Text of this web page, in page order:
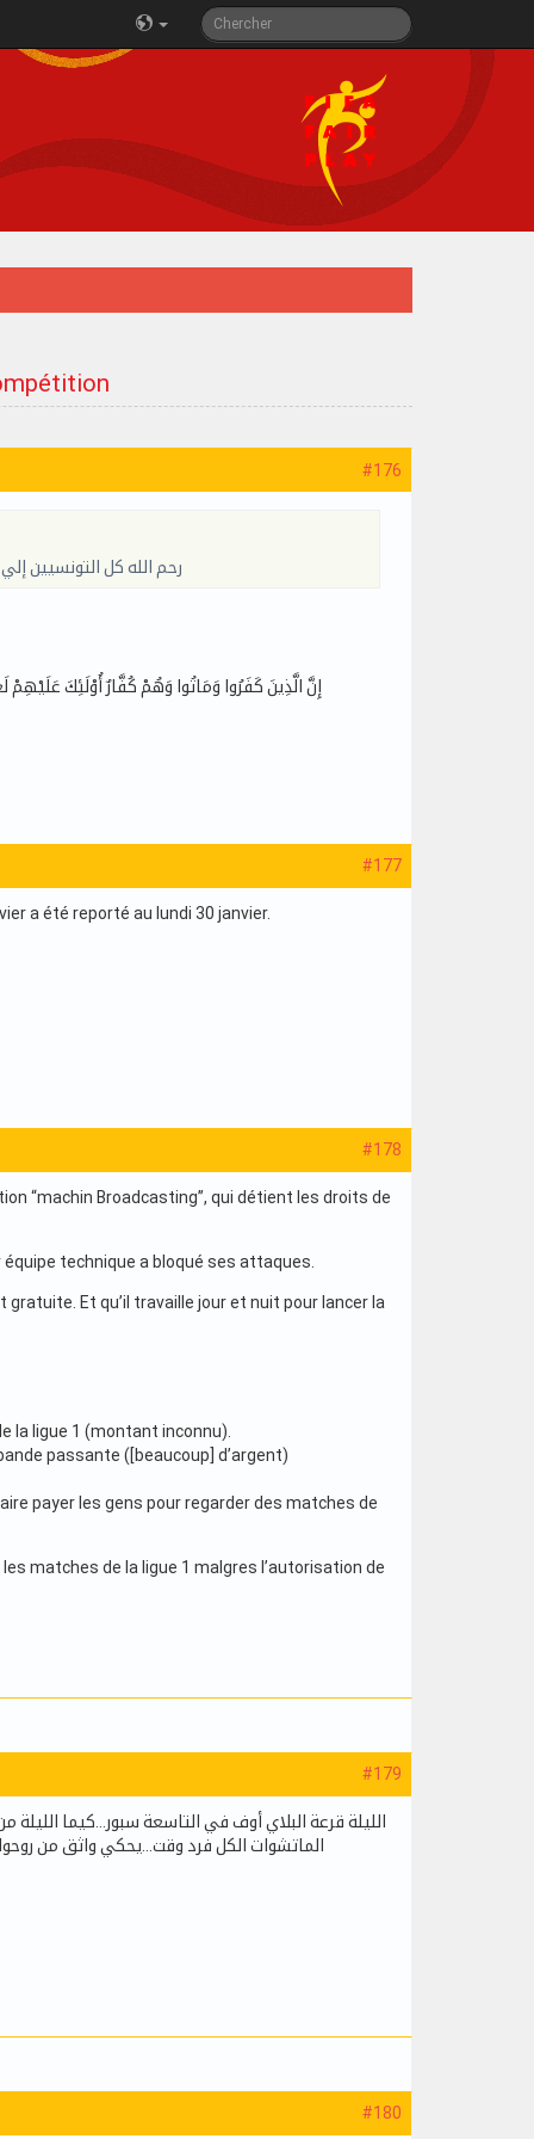
#176
رحم الله كل التونسيين
#177
a été reporté au lundi 30 janvier.
#178
“machin Broadcasting”, qui détient les droits de
technique a bloqué ses attaques.
Et qu’il travaille jour et nuit pour lancer la
la ligue 1 (montant inconnu).
passante ([beaucoup] d’argent)
payer les gens pour regarder des matches de
matches de la ligue 1 malgres l’autorisation de
#179
الليلة قرعة البلاي أوف في التاسعة سبور...كيما
الماتشوات الكل فرد وقت...يحكي واثق من
#180